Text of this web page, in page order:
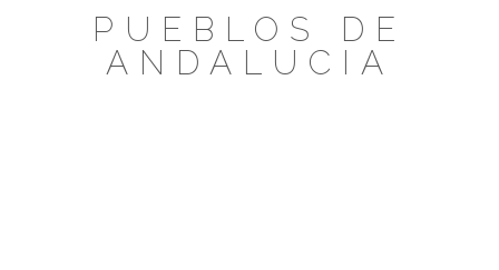
PUEBLOS DE
ANDALUCIA